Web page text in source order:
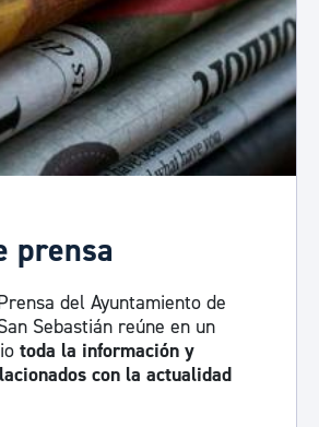
prensa
del Ayuntamiento de
Sebastián reúne en un
toda la información y
con la actualidad